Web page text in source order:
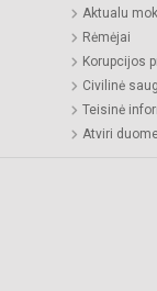
Aktualu
Rėmėjai
Korupcijos
Civilinė
Teisinė
Atviri